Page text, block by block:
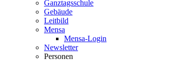
Ganztagsschule
Gebäude
Leitbild
Mensa
Mensa-Login
Newsletter
Personen